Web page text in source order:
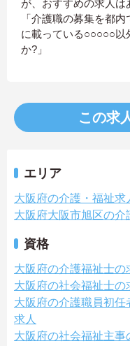
が、おすすめの求人は
「介護職の募集を都
に載っている○○○○○以
か?」
この求
エリア
大阪府の介護・福祉求
大阪府大阪市旭区の介
資格
大阪府の介護福祉士の
大阪府の社会福祉士の
大阪府の介護職員初
求人
大阪府の社会福祉主事